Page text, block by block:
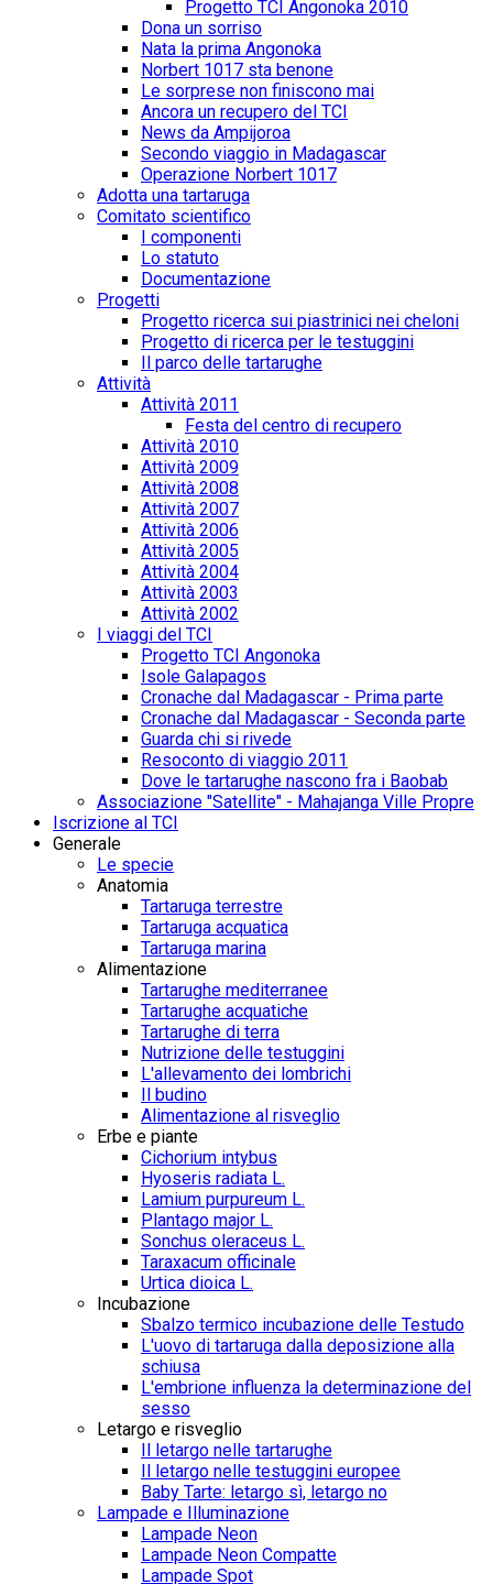
Progetto TCI Angonoka 2010
Dona un sorriso
Nata la prima Angonoka
Norbert 1017 sta benone
Le sorprese non finiscono mai
Ancora un recupero del TCI
News da Ampijoroa
Secondo viaggio in Madagascar
Operazione Norbert 1017
Adotta una tartaruga
Comitato scientifico
I componenti
Lo statuto
Documentazione
Progetti
Progetto ricerca sui piastrinici nei cheloni
Progetto di ricerca per le testuggini
Il parco delle tartarughe
Attività
Attività 2011
Festa del centro di recupero
Attività 2010
Attività 2009
Attività 2008
Attività 2007
Attività 2006
Attività 2005
Attività 2004
Attività 2003
Attività 2002
I viaggi del TCI
Progetto TCI Angonoka
Isole Galapagos
Cronache dal Madagascar - Prima parte
Cronache dal Madagascar - Seconda parte
Guarda chi si rivede
Resoconto di viaggio 2011
Dove le tartarughe nascono fra i Baobab
Associazione "Satellite" - Mahajanga Ville Propre
Iscrizione al TCI
Generale
Le specie
Anatomia
Tartaruga terrestre
Tartaruga acquatica
Tartaruga marina
Alimentazione
Tartarughe mediterranee
Tartarughe acquatiche
Tartarughe di terra
Nutrizione delle testuggini
L'allevamento dei lombrichi
Il budino
Alimentazione al risveglio
Erbe e piante
Cichorium intybus
Hyoseris radiata L.
Lamium purpureum L.
Plantago major L.
Sonchus oleraceus L.
Taraxacum officinale
Urtica dioica L.
Incubazione
Sbalzo termico incubazione delle Testudo
L'uovo di tartaruga dalla deposizione alla
schiusa
L'embrione influenza la determinazione del
sesso
Letargo e risveglio
Il letargo nelle tartarughe
Il letargo nelle testuggini europee
Baby Tarte: letargo sì, letargo no
Lampade e Illuminazione
Lampade Neon
Lampade Neon Compatte
Lampade Spot